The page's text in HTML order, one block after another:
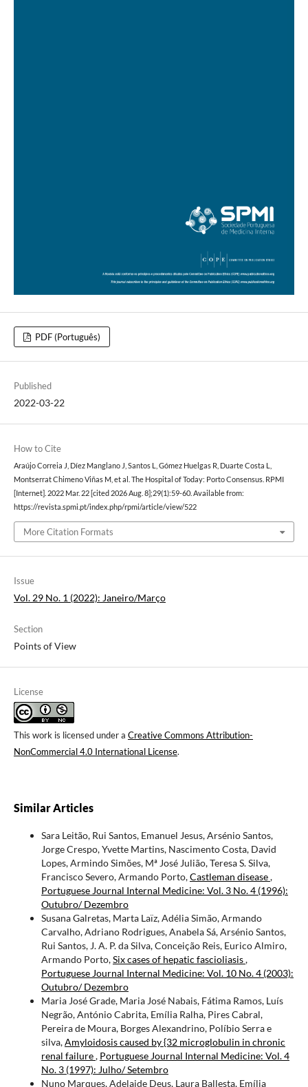
PDF (Português)
Published
2022-03-22
How to Cite
Araújo Correia J, Díez Manglano J, Santos L, Gómez Huelgas R, Duarte Costa L,
Montserrat Chimeno Viñas M, et al. The Hospital of Today: Porto Consensus. RPMI
[Internet]. 2022 Mar. 22 [cited 2026 Aug. 8];29(1):59-60. Available from:
https://revista.spmi.pt/index.php/rpmi/article/view/522
More Citation Formats
Issue
Vol. 29 No. 1 (2022): Janeiro/Março
Section
Points of View
License
This work is licensed under a Creative Commons Attribution-
NonCommercial 4.0 International License.
Similar Articles
Sara Leitão, Rui Santos, Emanuel Jesus, Arsénio Santos,
Jorge Crespo, Yvette Martins, Nascimento Costa, David
Lopes, Armindo Simões, Mª José Julião, Teresa S. Silva,
Francisco Severo, Armando Porto,Castleman disease,
Portuguese Journal Internal Medicine: Vol. 3 No. 4 (1996):
Outubro/ Dezembro
Susana Galretas, Marta Laïz, Adélia Simão, Armando
Carvalho, Adriano Rodrigues, Anabela Sá, Arsénio Santos,
Rui Santos, J. A. P. da Silva, Conceição Reis, Eurico Almiro,
Armando Porto,Six cases of hepatic fascioliasis,
Portuguese Journal Internal Medicine: Vol. 10 No. 4 (2003):
Outubro/ Dezembro
Maria José Grade, Maria José Nabais, Fátima Ramos, Luís
Negrão, António Cabrita, Emília Ralha, Pires Cabral,
Pereira de Moura, Borges Alexandrino, Políbio Serra e
silva,Amyloidosis caused by {32 microglobulin in chronic
renal failure, Portuguese Journal Internal Medicine: Vol. 4
No. 3 (1997): Julho/ Setembro
Nuno Marques, Adelaide Deus, Laura Ballesta, Emília